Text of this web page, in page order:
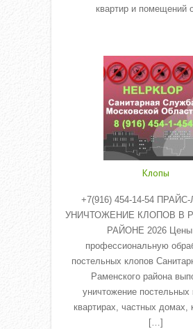
квартир и помещений
Клопы
+7(916) 454-14-54
УНИЧТОЖЕНИЕ КЛОПОВ В
РАЙОНЕ 2026 Цены
профессиональную
постельных клопов
Раменского района
уничтожение постельных
квартирах, частных домах,
[…]